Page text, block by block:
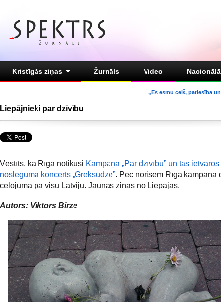
Kristīgās ziņas Žurnāls Video
„Es esmu ceļš, patiesība
Liepājnieki par dzīvību
Vēstīts, ka Rīgā notikusi Kampaņa „Par dzīvību” un tās ietvaros
noslēguma koncerts „Grēksūdze”. Pēc norisēm Rīgā kampaņa
ceļojumā pa visu Latviju. Jaunas ziņas no Liepājas.
Autors: Viktors Birze